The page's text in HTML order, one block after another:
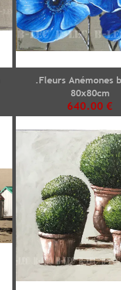
.Fleurs Anémones
80x80cm
640.00 €